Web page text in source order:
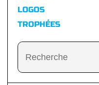
LOGOS
TROPHÉES